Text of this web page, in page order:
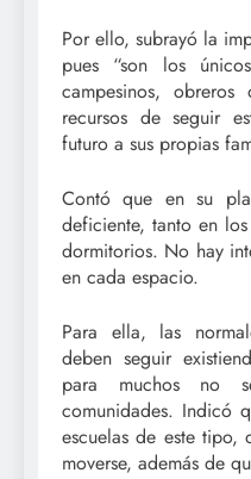
Por ello, subrayó la
pues “son los
campesinos,
recursos de seguir
futuro a sus propias
Contó que en su
deficiente, tanto en
dormitorios. No hay
en cada espacio.
Para ella, las
deben seguir
para muchos no
comunidades. Indicó
escuelas de este tipo,
moverse, además de